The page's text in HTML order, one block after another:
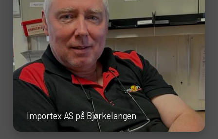
Importex AS på Bjørkelangen